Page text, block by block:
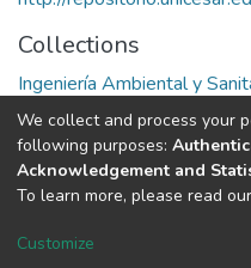
Collections
Ingeniería Ambiental y
Full item page
DSpace software
Cookie
We collect and process your
following purposes:
Acknowledgement and
To learn more, please read our
Customize